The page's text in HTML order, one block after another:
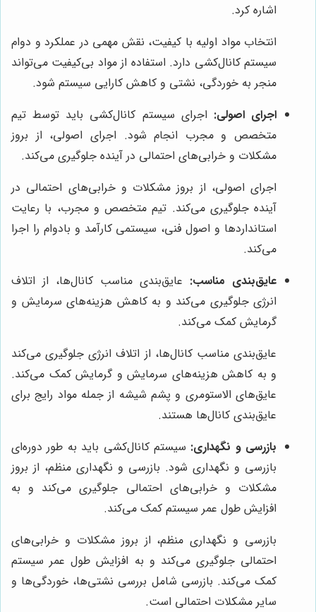
اشاره کرد.
انتخاب مواد اولیه با کیفیت، نقش مهمی در عملکرد و دوام
سیستم کانال‌کشی دارد. استفاده از مواد بی‌کیفیت می‌تواند
منجر به خوردگی، نشتی و کاهش کارایی سیستم شود.
اجرای اصولی: اجرای سیستم کانال‌کشی باید توسط تیم
متخصص و مجرب انجام شود. اجرای اصولی، از بروز
مشکلات و خرابی‌های احتمالی در آینده جلوگیری می‌کند.
اجرای اصولی، از بروز مشکلات و خرابی‌های احتمالی در
آینده جلوگیری می‌کند. تیم متخصص و مجرب، با رعایت
استانداردها و اصول فنی، سیستمی کارآمد و بادوام را اجرا
می‌کند.
عایق‌بندی مناسب: عایق‌بندی مناسب کانال‌ها، از اتلاف
انرژی جلوگیری می‌کند و به کاهش هزینه‌های سرمایش و
گرمایش کمک می‌کند.
عایق‌بندی مناسب کانال‌ها، از اتلاف انرژی جلوگیری می‌کند
و به کاهش هزینه‌های سرمایش و گرمایش کمک می‌کند.
عایق‌های الاستومری و پشم شیشه از جمله مواد رایج برای
عایق‌بندی کانال‌ها هستند.
بازرسی و نگهداری: سیستم کانال‌کشی باید به طور دوره‌ای
بازرسی و نگهداری شود. بازرسی و نگهداری منظم، از بروز
مشکلات و خرابی‌های احتمالی جلوگیری می‌کند و به
افزایش طول عمر سیستم کمک می‌کند.
بازرسی و نگهداری منظم، از بروز مشکلات و خرابی‌های
احتمالی جلوگیری می‌کند و به افزایش طول عمر سیستم
کمک می‌کند. بازرسی شامل بررسی نشتی‌ها، خوردگی‌ها و
سایر مشکلات احتمالی است.